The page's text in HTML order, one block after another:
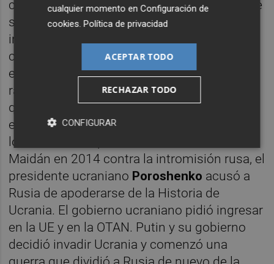
cultural y socialmente a Rusia y una parte de
su población se consideraban rusos. La
independencia política de Ucrania se
concretó en 1991 no reconocida por Putin, y
el nacionalismo ucraniano fue
radicalizándose y distanciándose de Rusia
que consideraba a Ucrania una parte
esencial de la Rusia histórica. Después de
los sucesos de protesta de la Plaza de
Maidán en 2014 contra la intromisión rusa, el
presidente ucraniano Poroshenko acusó a
Rusia de apoderarse de la Historia de
Ucrania. El gobierno ucraniano pidió ingresar
en la UE y en la OTAN. Putin y su gobierno
decidió invadir Ucrania y comenzó una
cualquier momento enConfiguración de
cookies.Política de privacidad
ACEPTAR TODO
RECHAZAR TODO
CONFIGURAR